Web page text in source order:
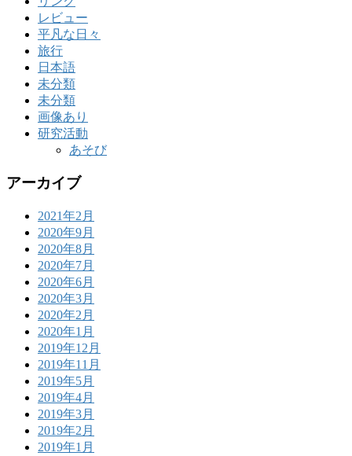
レビュー
平凡な日々
旅行
日本語
未分類
未分類
画像あり
研究活動
あそび
アーカイブ
2021年2月
2020年9月
2020年8月
2020年7月
2020年6月
2020年3月
2020年2月
2020年1月
2019年12月
2019年11月
2019年5月
2019年4月
2019年3月
2019年2月
2019年1月